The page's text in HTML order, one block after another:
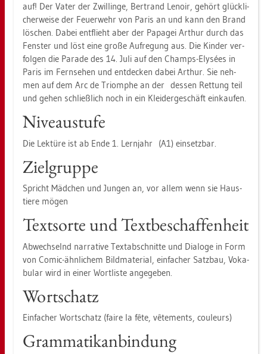
auf! Der Vater der Zwil­lin­ge, Bertrand Lenoir, ge­hört glück­li­
cher­wei­se der Feu­er­wehr von Paris an und kann den Brand
lö­schen. Dabei ent­flieht aber der Pa­pa­gei Ar­thur durch das
Fens­ter und löst eine große Auf­re­gung aus. Die Kin­der ver­
fol­gen die Pa­ra­de des 14. Juli auf den Champs-Elysées in
Paris im Fern­se­hen und ent­de­cken dabei Ar­thur. Sie neh­
men auf dem Arc de Triom­phe an der des­sen Ret­tung teil
und gehen schließ­lich noch in ein Klei­der­ge­schäft ein­kau­fen.
Ni­veau­stu­fe
Die Lek­tü­re ist ab Ende 1. Lern­jahr (A1) ein­setz­bar.
Ziel­grup­pe
Spricht Mäd­chen und Jun­gen an, vor allem wenn sie Haus­
tie­re mögen
Text­sor­te und Text­be­schaf­fen­heit
Ab­wech­selnd nar­ra­ti­ve Text­ab­schnit­te und Dia­lo­ge in Form
von Comic-ähn­li­chem Bild­ma­te­ri­al, ein­fa­cher Satz­bau, Vo­ka­
bu­lar wird in einer Wort­lis­te an­ge­ge­ben.
Wort­schatz
Ein­fa­cher Wort­schatz (faire la fête, vête­ments, cou­leurs)
Gram­ma­ti­k­an­bin­dung